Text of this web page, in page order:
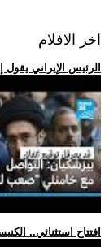
اخر الافلام
.. الرئيس الإيراني
.. افتتاح استثنائي..